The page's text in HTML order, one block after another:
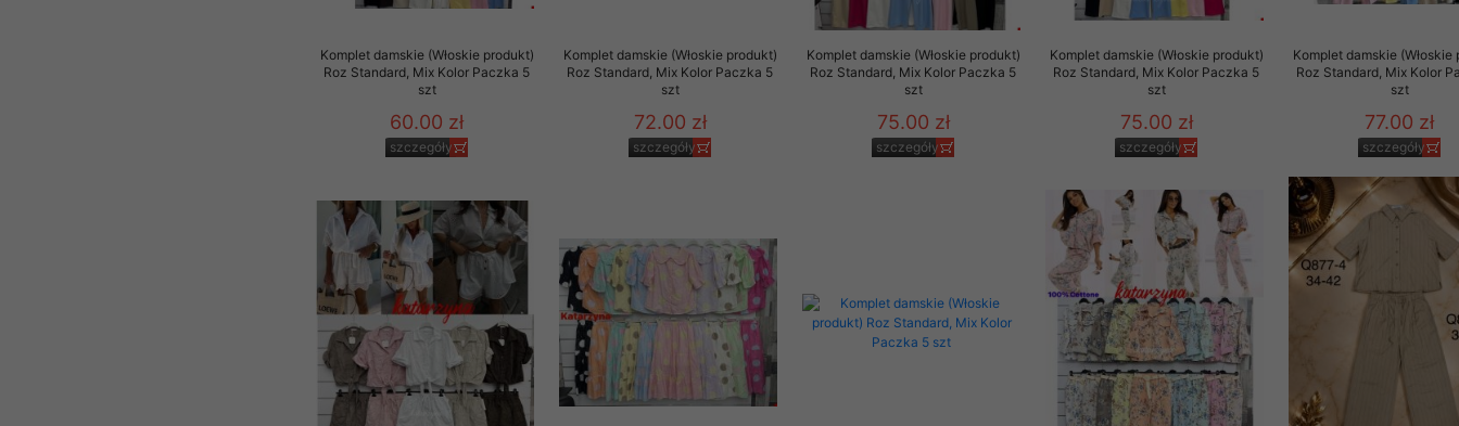
Komplet damskie (Włoskie produkt)
Roz Standard, Mix Kolor Paczka 5
szt
60.00 zł
szczegóły
Komplet damskie (Włoskie produkt)
Roz Standard, Mix Kolor Paczka 5
szt
72.00 zł
szczegóły
Komplet damskie (Włoskie produkt)
Roz Standard, Mix Kolor Paczka 5
szt
75.00 zł
szczegóły
Komplet damskie (Włoskie produkt)
Roz Standard, Mix Kolor Paczka 5
szt
75.00 zł
szczegóły
Komplet damskie (Włoskie
Roz Standard, Mix Kolor
szt
77.00 zł
szczegóły